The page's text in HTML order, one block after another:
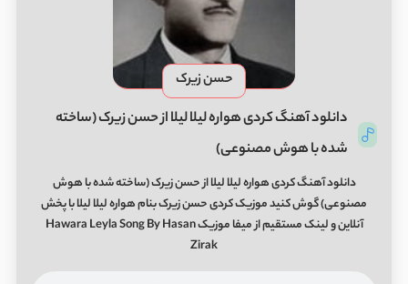
حسن زیرک
دانلود آهنگ کردی هواره لیلا لیلا از حسن زیرک (ساخته
شده با هوش مصنوعی)
دانلود آهنگ کردی هواره لیلا لیلا از حسن زیرک (ساخته شده با هوش
مصنوعی) گوش کنید موزیک کردی حسن زیرک بنام هواره لیلا لیلا با پخش
آنلاین و لینک مستقیم از میفا موزیک Hawara Leyla Song By Hasan
Zirak